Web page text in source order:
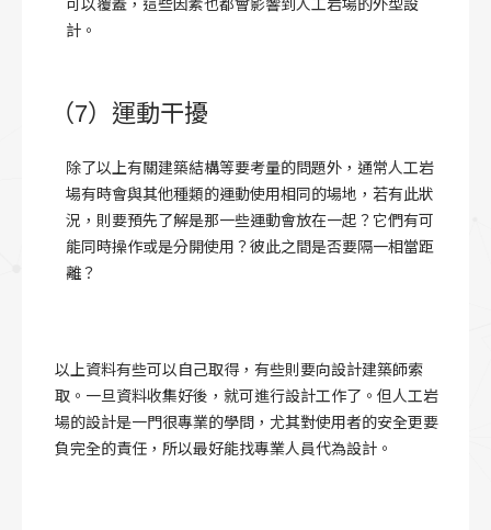
可以覆蓋，這些因素也都會影響到人工岩場的外型設
計。
（7）運動干擾
除了以上有關建築結構等要考量的問題外，通常人工岩
場有時會與其他種類的運動使用相同的場地，若有此狀
況，則要預先了解是那一些運動會放在一起？它們有可
能同時操作或是分開使用？彼此之間是否要隔一相當距
離？
以上資料有些可以自己取得，有些則要向設計建築師索
取。一旦資料收集好後，就可進行設計工作了。但人工岩
場的設計是一門很專業的學問，尤其對使用者的安全更要
負完全的責任，所以最好能找專業人員代為設計。